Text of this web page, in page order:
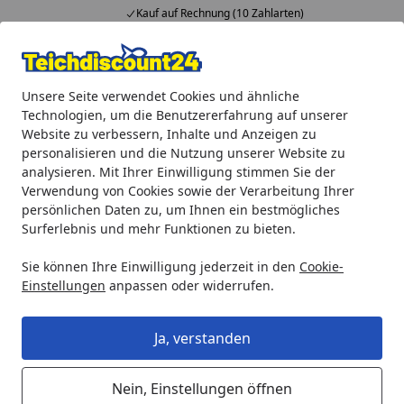
Unsere Seite verwendet Cookies und ähnliche
Technologien, um die Benutzererfahrung auf unserer
Website zu verbessern, Inhalte und Anzeigen zu
personalisieren und die Nutzung unserer Website zu
analysieren. Mit Ihrer Einwilligung stimmen Sie der
Verwendung von Cookies sowie der Verarbeitung Ihrer
persönlichen Daten zu, um Ihnen ein bestmögliches
Surferlebnis und mehr Funktionen zu bieten.
Sie können Ihre Einwilligung jederzeit in den Cookie-
Einstellungen anpassen oder widerrufen.
Ja, verstanden
Nein, Einstellungen öffnen
Kauf auf Rechnung (10 Zahlarten)
Alle Produkte
Mein Konto
Suchen
Startseite
Heissner Glaskolben inkl. Kunststoffeinsatz, montiert für
Heissner Glaskolben inkl.
Kunststoffeinsatz, montiert für
WWF409, WWF411 + WWF418 ( ET20-
WWF5G)